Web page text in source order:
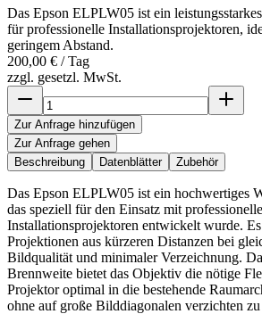
Das Epson ELPLW05 ist ein
für professionelle Installationsprojektoren,
geringem Abstand.
200,00 € / Tag
zzgl. gesetzl. MwSt.
Zur Anfrage hinzufügen
Zur Anfrage gehen
Beschreibung
Datenblätter Zubehör
Das Epson ELPLW05 ist ein hochwertiges
das speziell für den Einsatz mit
Installationsprojektoren entwickelt wurde.
Projektionen aus kürzeren Distanzen bei
Bildqualität und minimaler Verzeichnung.
Brennweite bietet das Objektiv die nötige
Projektor optimal in die bestehende
ohne auf große Bilddiagonalen verzichten zu